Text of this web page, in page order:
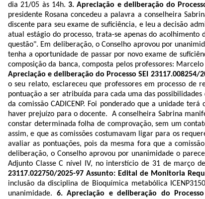
dia 21/05 às 14h. 3. Apreciação e deliberação do
presidente Rosana concedeu a palavra a conselheira
discente para seu exame de suficiência, e leu a decisão
atual estágio do processo, trata-se apenas do
questão". Em deliberação, o Conselho aprovou por
tenha a oportunidade de passar por novo exame de
composição da banca, composta pelos professores:
Apreciação e deliberação do Processo SEI
o seu relato, esclareceu que professores em processo de
pontuação a ser atribuída para cada uma das
da comissão CADICENP. Foi ponderado que a unidade
haver prejuízo para o docente.
A conselheira Sabrina
constar determinada folha de comprovação, sem um
assim, e que as comissões costumavam ligar para os
avaliar as pontuações, pois da mesma fora que a
deliberação, o Conselho aprovou por unanimidade o
Adjunto Classe C nível IV, no interstício de 31 de março
23117.022750/2025-97 Assunto: Edital de Monitoria
inclusão da disciplina de Bioquímica metabólica
unanimidade. 6. Apreciação e deliberação do